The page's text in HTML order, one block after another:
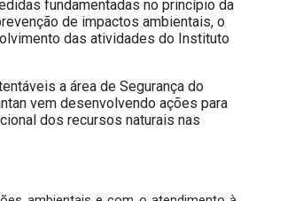
fundamentadas no princípio da
de impactos ambientais, o
das atividades do Instituto
a área de Segurança do
vem desenvolvendo ações para
dos recursos naturais nas